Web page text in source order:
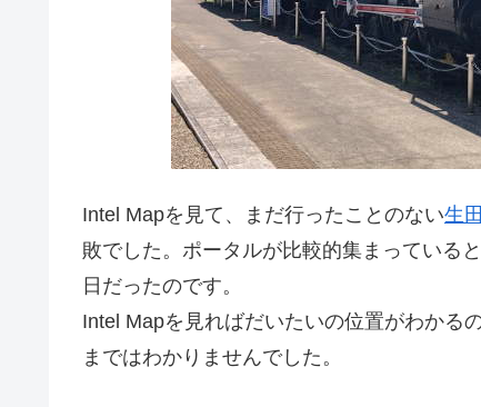
Intel Mapを見て、まだ行ったことのない生
敗でした。ポータルが比較的集まっている
日だったのです。
Intel Mapを見ればだいたいの位置がわかる
まではわかりませんでした。